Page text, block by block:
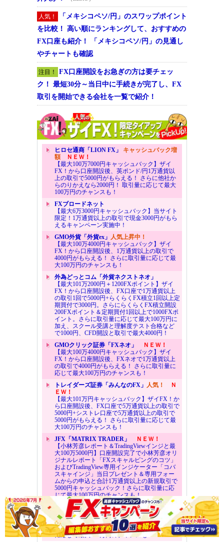
人気！
「メキシコペソ/円」のスワップポイント
を比較！ 高い順にランキングして、おすすめの
FX口座も紹介！ 「メキシコペソ/円」の見通し
やチャートも確認
注目！
FX口座開設をお急ぎの方は要チェッ
ク！ 最短30分～当日中に手続きが完了し、FX
取引を開始できる会社を一覧で紹介！
ヒロセ通商「LION FX」 キャッシュバック増
額ＮＥＷ！
【最大100万7000円キャッシュバック】ザイ
FX！から口座開設後、英ポンド/円1万通貨以
上の取引で5000円がもらえる！ さらに他社か
らのりかえなら2000円！ 取引量に応じて最大
100万円のチャンスも！
FXブロードネット
【最大6万3000円キャッシュバック】当サイト
限定！1万通貨以上の取引で現金3000円がもら
えるキャンペーン実施中！
GMO外貨「外貨ex」 人気上昇中！
【最大100万4000円キャッシュバック】ザイ
FX！から口座開設後、1万通貨以上の取引で
4000円がもらえる！ さらに取引量に応じて最
大100万円のチャンスも！
外為どっとコム「外貨ネクストネオ」
【最大101万2000円＋1200FXポイント】ザイ
FX！から口座開設後、FX口座で1万通貨以上
の取引1回で5000円+らくらくFX積立1回以上定
期買付で3000円。さらにらくらくFX積立開設
200FXポイント＆定期買付1回以上で1000FXポ
イント。さらに取引量に応じて最大100万円に
加え、スクール受講と理解度テスト合格など
で1000円、CFD開設と取引で最大4000円！
GMOクリック証券「FXネオ」
ＮＥＷ！
【最大100万4000円キャッシュバック】ザイ
FX！から口座開設後、FXネオで1万通貨以上
の取引で4000円がもらえる！ さらに取引量に
応じて最大100万円のチャンスも！
トレイダーズ証券「みんなのFX」 人気！
Ｎ
ＥＷ！
【最大101万円キャッシュバック】ザイFX！か
ら口座開設後、FX口座で5万通貨以上の取引で
5000円+シストレ口座で5万通貨以上の取引で
5000円がもらえる！ さらに取引量に応じて最
大100万円のチャンスも！
JFX「MATRIX TRADER」
ＮＥＷ！
【小林芳彦レポート＆TradingViewインジと最
大100万5000円】口座開設完了で小林芳彦オリ
ジナルレポート「FXスキャルピングのコツ」
およびTradingView専用インジケーター「コバ
スキャインジ」当日プレゼント＆専用フォー
ムからの申込と合計1万通貨以上の新規取引で
5000円キャッシュバック！さらに取引量に応
じて最大100万円のチャンスも！
トレイダーズ証券「LIGHT FX」
ＮＥＷ！
【最大100万3000円キャッシュバック】ザイ
FX！から口座開設後、LIGHT FXで5万通貨以
上の取引で3000円がもらえる！さらに取引量
に応じて最大100万円のチャンスも！